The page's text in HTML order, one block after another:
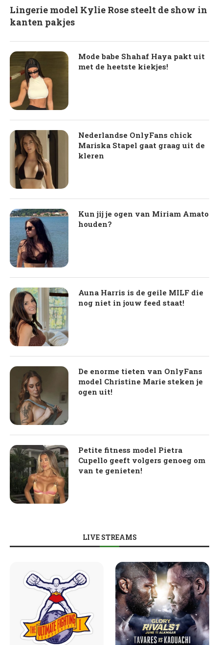
Lingerie model Kylie Rose steelt de show in
kanten pakjes
Mode babe Shahaf Haya pakt uit
met de heetste kiekjes!
Nederlandse OnlyFans chick
Mariska Stapel gaat graag uit de
kleren
Kun jij je ogen van Miriam Amato
houden?
Auna Harris is de geile MILF die
nog niet in jouw feed staat!
De enorme tieten van OnlyFans
model Christine Marie steken je
ogen uit!
Petite fitness model Pietra
Cupello geeft volgers genoeg om
van te genieten!
LIVE STREAMS